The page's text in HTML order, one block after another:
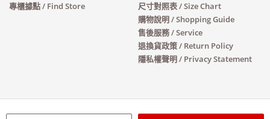
專櫃據點 / Find Store
尺寸對照表 / Size Chart
購物說明 / Shopping Guide
售後服務 / Service
退換貨政策 / Return Policy
隱私權聲明 / Privacy Statement